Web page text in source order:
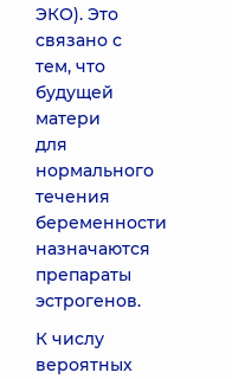
ЭКО). Это
связано с
тем, что
будущей
матери
для
нормального
течения
беременности
назначаются
препараты
эстрогенов.
К числу
вероятных